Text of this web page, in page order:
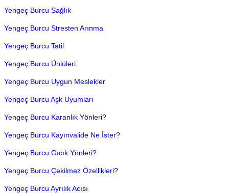
Yengeç Burcu Sağlık
Yengeç Burcu Stresten Arınma
Yengeç Burcu Tatil
Yengeç Burcu Ünlüleri
Yengeç Burcu Uygun Meslekler
Yengeç Burcu Aşk Uyumları
Yengeç Burcu Karanlık Yönleri?
Yengeç Burcu Kayınvalide Ne İster?
Yengeç Burcu Gıcık Yönleri?
Yengeç Burcu Çekilmez Özellikleri?
Yengeç Burcu Ayrılık Acısı